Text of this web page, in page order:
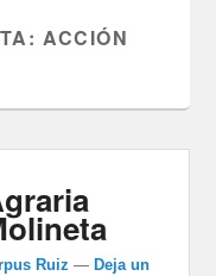
ACCIÓN
Ruiz — Deja un